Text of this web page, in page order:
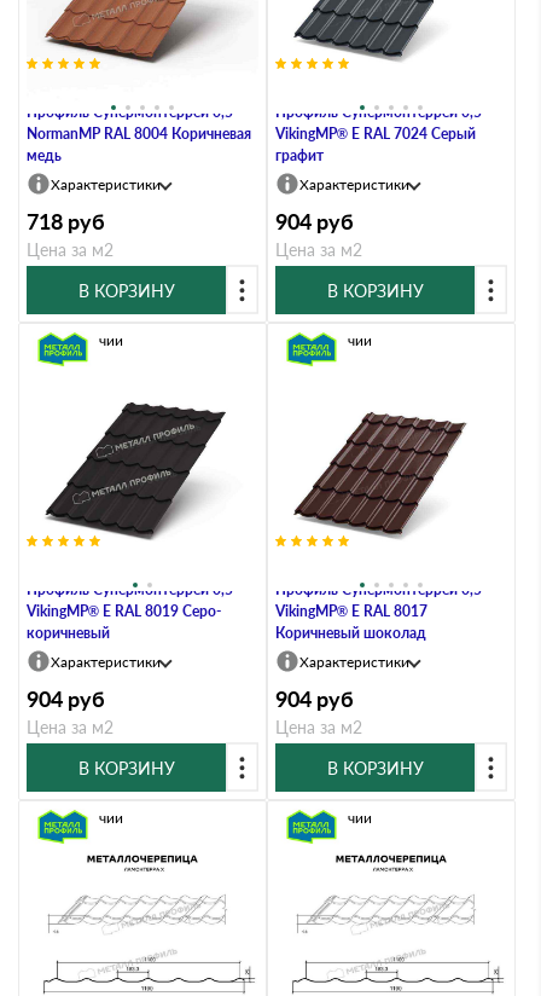
Профиль Супермонтеррей 0,5
NormanMP RAL 8004 Коричневая
медь
Характеристики
718 руб
Цена за м2
В КОРЗИНУ
Профиль Супермонтеррей 0,5
VikingMP® E RAL 7024 Серый
графит
Характеристики
904 руб
Цена за м2
В КОРЗИНУ
Профиль Супермонтеррей 0,5
VikingMP® E RAL 8019 Серо-
коричневый
В наличии
Характеристики
904 руб
Цена за м2
В КОРЗИНУ
Профиль Супермонтеррей 0,5
VikingMP® E RAL 8017
Коричневый шоколад
В наличии
Характеристики
904 руб
Цена за м2
В КОРЗИНУ
В наличии В наличии